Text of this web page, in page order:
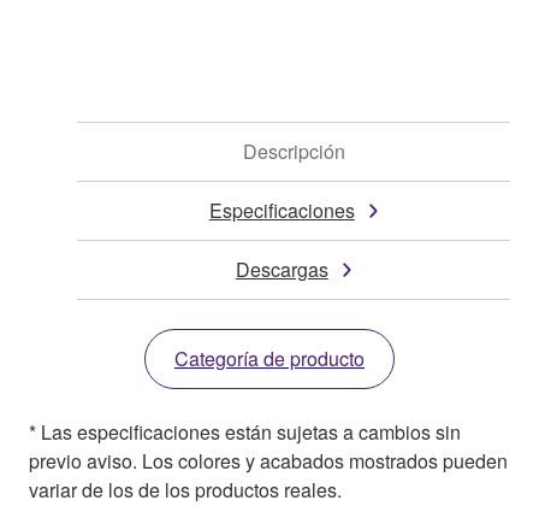
Descripción
Especificaciones
Descargas
Categoría de producto
* Las especificaciones están sujetas a cambios sin
previo aviso. Los colores y acabados mostrados pueden
variar de los de los productos reales.